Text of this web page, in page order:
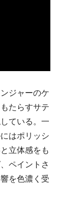
ジャーのケ
たらすサテ
ている。一
はポリッシ
立体感をも
ペイントさ
を色濃く受